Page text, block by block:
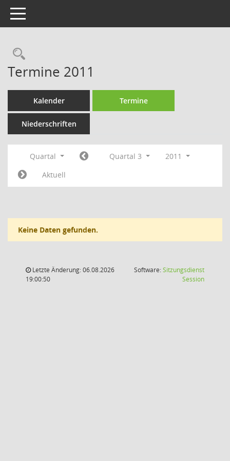
Toggle navigation
Rechercheauswahl
Termine 2011
Kalender Termine
Niederschriften
Quartal Quartal 3
2011
Aktuell
Keine Daten gefunden.
Letzte Änderung: 06.08.2026
19:00:50
Software:Sitzungsdienst
Session(Wird in